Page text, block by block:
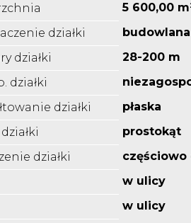
5 600,00
działki
budowlana
działki
28-200 m
działki
działki
płaska
prostokąt
działki
częściowo
w ulicy
w ulicy